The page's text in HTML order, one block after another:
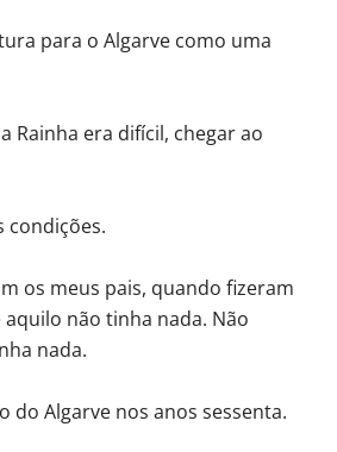
para o Algarve como uma
Rainha era difícil, chegar ao
condições.
os meus pais, quando fizeram
aquilo não tinha nada. Não
nada.
do Algarve nos anos sessenta.